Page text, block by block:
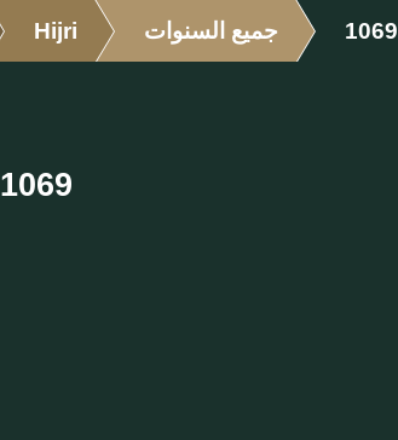
Hijri جميع السنوات 1069
1069 الهجرية